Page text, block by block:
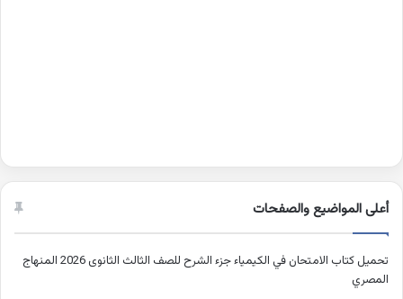
أعلى المواضيع والصفحات
تحميل كتاب الامتحان في الكيمياء جزء الشرح للصف الثالث الثانوى 2026 المنهاج
المصري